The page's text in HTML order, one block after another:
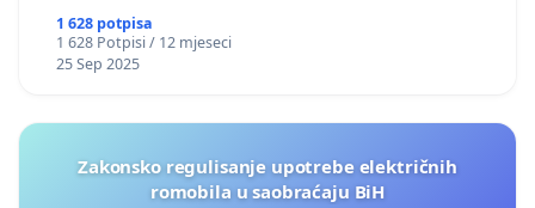
1 628 potpisa
1 628 Potpisi / 12 mjeseci
25 Sep 2025
Zakonsko regulisanje upotrebe električnih
romobila u saobraćaju BiH